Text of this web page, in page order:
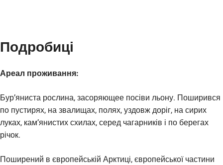
Подробиці
Ареал проживання:
Бур’яниста рослина, засоряющее посіви льону. Поширився
по пустирях, на звалищах, полях, уздовж доріг, на сирих
луках, кам’янистих схилах, серед чагарників і по берегах
річок.
Поширений в європейській Арктиці, європейської частини